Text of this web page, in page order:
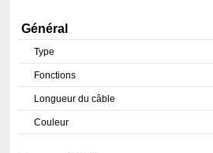
Général
Type
Fonctions
Longueur du câble
Couleur